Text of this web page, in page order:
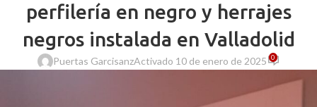
perfilería en negro y herrajes
negros instalada en Valladolid
Puertas GarcisanzActivado 10 de enero de 2025 0